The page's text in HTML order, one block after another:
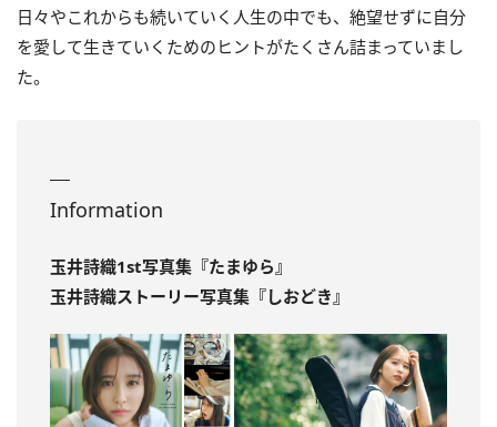
日々やこれからも続いていく人生の中でも、絶望せずに自分
を愛して生きていくためのヒントがたくさん詰まっていまし
た。
Information
玉井詩織1st写真集『たまゆら』
玉井詩織ストーリー写真集『しおどき』